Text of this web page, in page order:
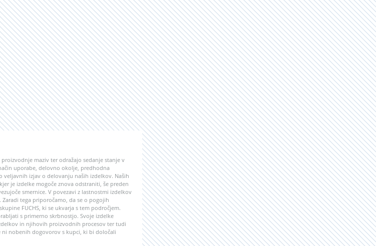
maziv ter odražajo sedanje stanje v
uporabe, delovno okolje, predhodna
veljavnih izjav o delovanju naših izdelkov. Naših
je izdelke mogoče znova odstraniti, še preden
smernice. V povezavi z lastnostmi izdelkov
tega priporočamo, da se o pogojih
FUCHS, ki se ukvarja s tem področjem.
s primerno skrbnostjo. Svoje izdelke
in njihovih proizvodnih procesov ter tudi
nobenih dogovorov s kupci, ki bi določali